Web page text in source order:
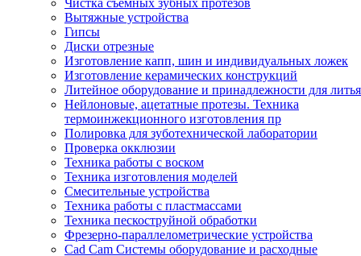
Чистка съемных зубных протезов
Вытяжные устройства
Гипсы
Диски отрезные
Изготовление капп, шин и индивидуальных ложек
Изготовление керамических конструкций
Литейное оборудование и принадлежности для литья
Нейлоновые, ацетатные протезы. Техника
термоинжекционного изготовления пр
Полировка для зуботехнической лаборатории
Проверка окклюзии
Техника работы с воском
Техника изготовления моделей
Смесительные устройства
Техника работы с пластмассами
Техника пескоструйной обработки
Фрезерно-параллелометрические устройства
Cad Cam Системы оборудование и расходные